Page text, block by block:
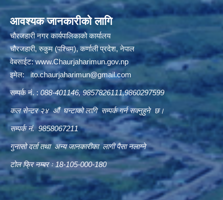
आवश्यक जानकारीको लागि
चौरजहारी नगर कार्यपालिकाको कार्यालय
चौरजहारी, रुकुम (पश्चिम), कर्णाली प्रदेश, नेपाल
वेबसाईट:www.Chaurjaharimun.gov.np
इमेल:ito.chaurjaharimun@gmail.com
सम्पर्क नं. : 088-401146, 9857826111,9860297599
कल सेन्टर २४ औं घन्टाको लागि सम्पर्क गर्न सक्नुहुने छ।
सम्पर्क नं. 9858067211
गुनासो दर्ता तथा अन्य जानकारीका लागी पैसा नलाग्ने
टोल फ्रि नम्बर ः 18-105-000-180